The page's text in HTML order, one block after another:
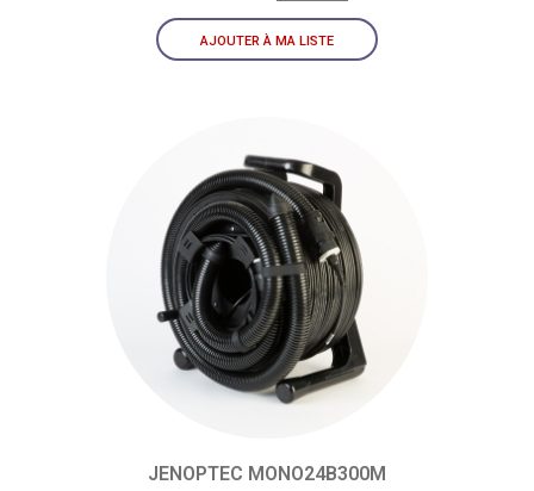
AJOUTER À MA LISTE
JENOPTEC MONO24B300M